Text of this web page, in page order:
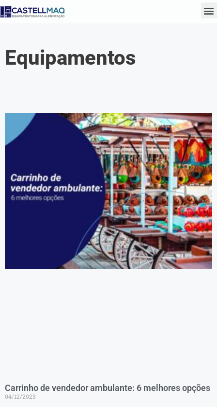
Equipamentos
Carrinho de vendedor ambulante: 6 melhores opções
04/12/2023